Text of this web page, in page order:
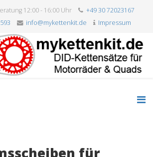
12:00 - 16:00 Uhr
+49 30 72023167
info@mykettenkit.de Impressum
für